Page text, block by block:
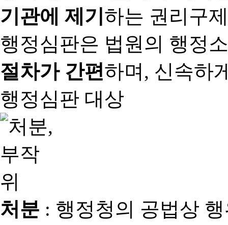
기관에 제기하는 권리구
행정심판은 법원의 행정
절차가 간편하며, 신속하
행정심판 대상
처분 : 행정청의 공법상